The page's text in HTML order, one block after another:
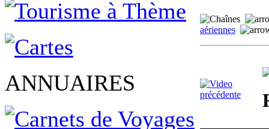
ANNUAIRES
aériennes